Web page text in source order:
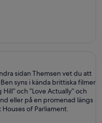
sidan Themsen vet du att
syns i kända brittiska filmer
och ”Love Actually” och
eller på en promenad längs
of Parliament.